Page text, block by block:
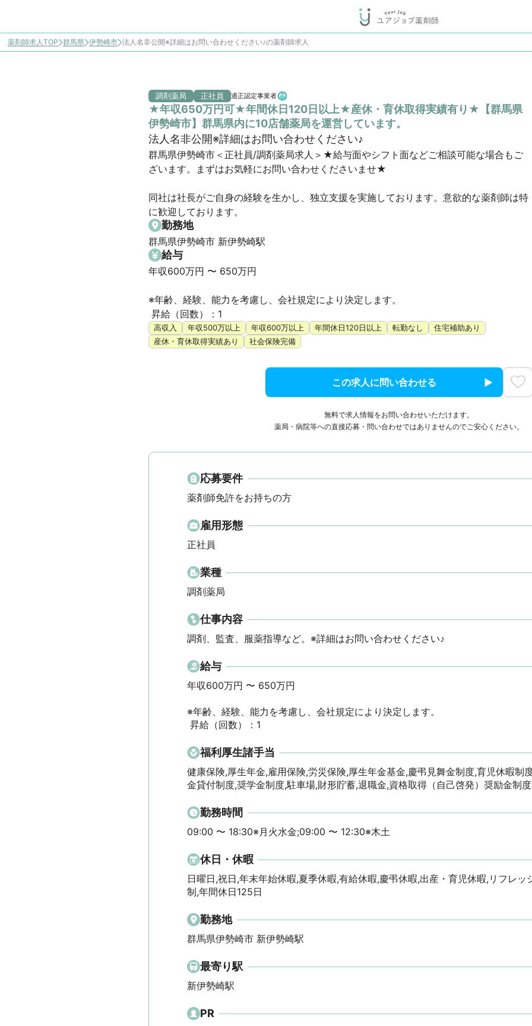
薬剤師求人TOP 群馬県 伊勢崎市 法人名非公開※詳細はお問い合わせください♪の薬剤師求人
調剤薬局 正社員 適正認定事業者
★年収650万円可★年間休日120日以上★産休・育休取得実績有り★【群馬県
伊勢崎市】群馬県内に10店舗薬局を運営しています。
法人名非公開※詳細はお問い合わせください♪
群馬県伊勢崎市＜正社員/調剤薬局求人＞★給与面やシフト面などご相談可能な場合もご
ざいます。まずはお気軽にお問い合わせくださいませ★
同社は社長がご自身の経験を生かし、独立支援を実施しております。意欲的な薬剤師は特
に歓迎しております。
勤務地
群馬県伊勢崎市 新伊勢崎駅
給与
年収600万円 〜 650万円
※年齢、経験、能力を考慮し、会社規定により決定します。
昇給（回数）：1
高収入 年収500万以上 年収600万以上 年間休日120日以上 転勤なし
住宅補助あり
産休・育休取得実績あり
社会保険完備
この求人に問い合わせる
無料で求人情報をお問い合わせいただけます。
薬局・病院等への直接応募・問い合わせではありませんのでご安心ください。
応募要件
薬剤師免許をお持ちの方
雇用形態
正社員
業種
調剤薬局
仕事内容
調剤、監査、服薬指導など。※詳細はお問い合わせください♪
給与
年収600万円 〜 650万円
※年齢、経験、能力を考慮し、会社規定により決定します。
昇給（回数）：1
福利厚生諸手当
健康保険,厚生年金,雇用保険,労災保険,厚生年金基金,慶弔見舞金制度,育児休暇制
金貸付制度,奨学金制度,駐車場,財形貯蓄,退職金,資格取得（自己啓発）奨励金制度
勤務時間
09:00 〜 18:30※月火水金;09:00 〜 12:30※木土
休日・休暇
日曜日,祝日,年末年始休暇,夏季休暇,有給休暇,慶弔休暇,出産・育児休暇,リフレッ
制,年間休日125日
勤務地
群馬県伊勢崎市 新伊勢崎駅
最寄り駅
新伊勢崎駅
PR